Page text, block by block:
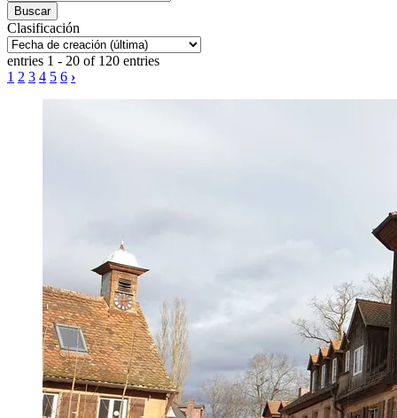
Clasificación
entries 1 - 20 of 120 entries
1 2 3 4 5 6 ›